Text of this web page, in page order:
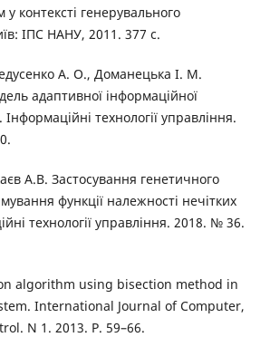
контексті генерувального
ІПС НАНУ, 2011. 377 с.
А. О., Доманецька І. М.
адаптивної інформаційної
технології управління.
А.В. Застосування генетичного
функції належності нечітких
технології управління. 2018. № 36.
algorithm using bisection method in
International Journal of Computer,
N 1. 2013. P. 59–66.